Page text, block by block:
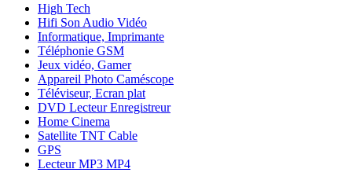
High Tech
Hifi Son Audio Vidéo
Informatique, Imprimante
Téléphonie GSM
Jeux vidéo, Gamer
Appareil Photo Caméscope
Téléviseur, Ecran plat
DVD Lecteur Enregistreur
Home Cinema
Satellite TNT Cable
GPS
Lecteur MP3 MP4